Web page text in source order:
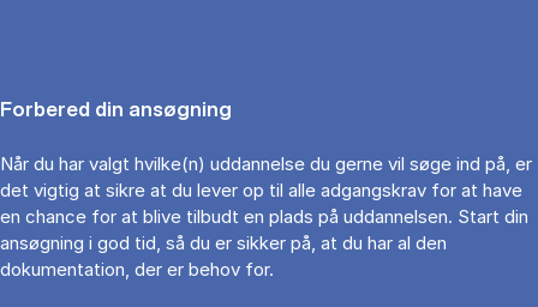
Forbered din ansøgning
Når du har valgt hvilke(n) uddannelse du gerne vil søge ind på, er
det vigtig at sikre at du lever op til alle adgangskrav for at have
en chance for at blive tilbudt en plads på uddannelsen. Start din
ansøgning i god tid, så du er sikker på, at du har al den
dokumentation, der er behov for.